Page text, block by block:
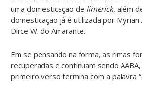
uma domesticação de limerick, além
domesticação já é utilizada por Myrian
Dirce W. do Amarante.
Em se pensando na forma, as rimas
recuperadas e continuam sendo
primeiro verso termina com a palavra